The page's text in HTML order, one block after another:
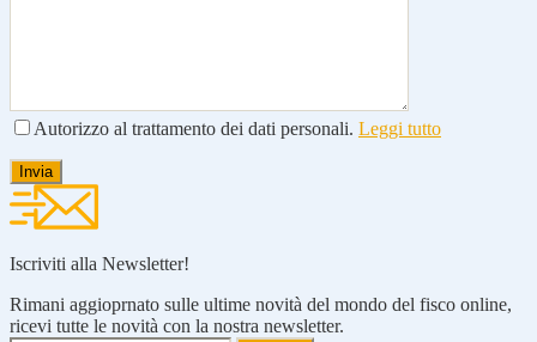
Autorizzo al trattamento dei dati personali. Leggi tutto
Iscriviti alla Newsletter!
Rimani aggioprnato sulle ultime novità del mondo del fisco online,
ricevi tutte le novità con la nostra newsletter.